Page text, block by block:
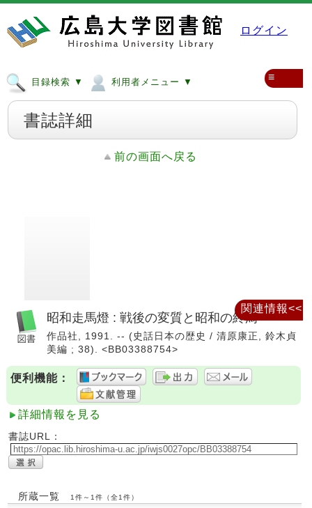
ログイン
目録検索 ▼ 利用者メニュー ▼ ≡
書誌詳細
前の画面へ戻る
昭和走馬燈 : 戦後の変質と昭和の終焉
作品社, 1991. -- (史話日本の歴史 / 清原康正, 鈴木貞
美編 ; 38). <BB03388754>
便利機能：
詳細情報を見る
書誌URL：
所蔵一覧 1件～1件（全1件）
関連情報<<